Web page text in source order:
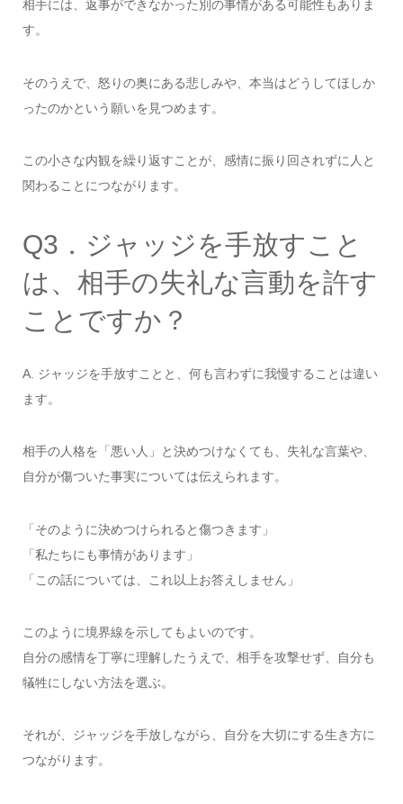
相手には、返事ができなかった別の事情がある可能性もありま
す。
そのうえで、怒りの奥にある悲しみや、本当はどうしてほしか
ったのかという願いを見つめます。
この小さな内観を繰り返すことが、感情に振り回されずに人と
関わることにつながります。
Q3．ジャッジを手放すこと
は、相手の失礼な言動を許す
ことですか？
A. ジャッジを手放すことと、何も言わずに我慢することは違い
ます。
相手の人格を「悪い人」と決めつけなくても、失礼な言葉や、
自分が傷ついた事実については伝えられます。
「そのように決めつけられると傷つきます」
「私たちにも事情があります」
「この話については、これ以上お答えしません」
このように境界線を示してもよいのです。
自分の感情を丁寧に理解したうえで、相手を攻撃せず、自分も
犠牲にしない方法を選ぶ。
それが、ジャッジを手放しながら、自分を大切にする生き方に
つながります。